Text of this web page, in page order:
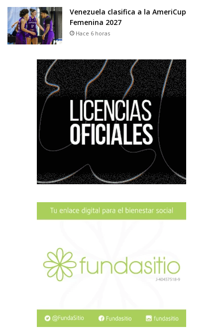
Venezuela clasifica a la AmeriCup
Femenina 2027
Hace 6 horas